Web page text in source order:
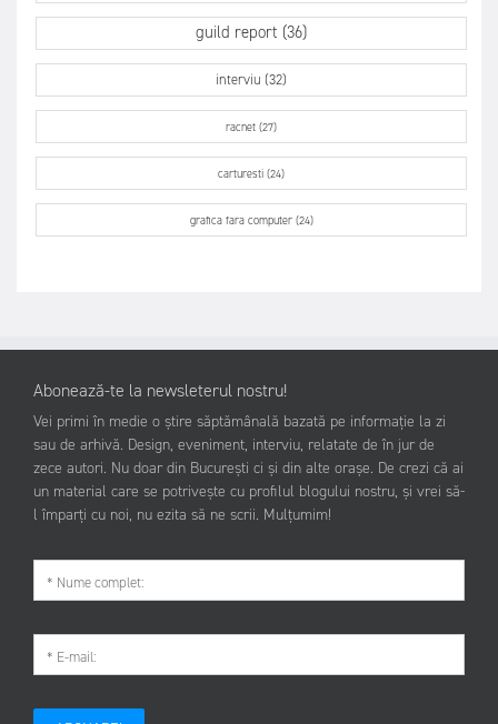
guild report (36)
interviu (32)
racnet (27)
carturesti (24)
grafica fara computer (24)
Abonează-te la newsleterul nostru!
Vei primi în medie o știre săptămânală bazată pe informație la zi
sau de arhivă. Design, eveniment, interviu, relatate de în jur de
zece autori. Nu doar din București ci și din alte orașe. De crezi că ai
un material care se potrivește cu profilul blogului nostru, și vrei să-
l împarți cu noi, nu ezita să ne scrii. Mulțumim!